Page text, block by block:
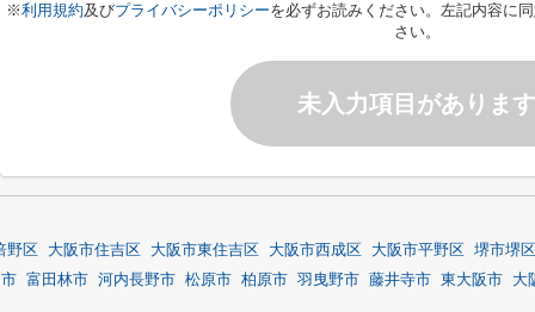
※利用規約及びプライバシーポリシーを必ずお読みください。左記内容に
さい。
未入力項目があります
野区 大阪市住吉区 大阪市東住吉区 大阪市西成区 大阪市平野区
堺市堺区
富田林市 河内長野市 松原市 柏原市 羽曳野市 藤井寺市 東大阪市 大